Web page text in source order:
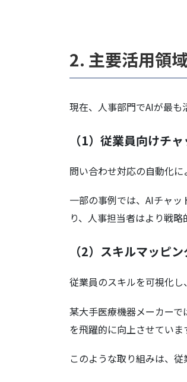
2. 主要活用領
現在、人事部門でAIが最も
（1）従業員向けチ
問い合わせ対応の自動化に
一部の事例では、AIチャ
り、人事担当者はより戦略
（2）スキルマッピ
従業員のスキルを可視化し
某大手医療機器メーカー
を飛躍的に向上させていま
このような取り組みは、